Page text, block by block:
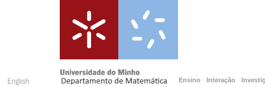
Ensino Interação